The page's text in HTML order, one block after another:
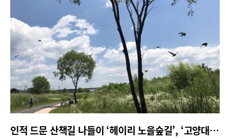
인적 드문 산책길 나들이 ‘헤이리 노을숲길’, ‘고양대덕생태공원’